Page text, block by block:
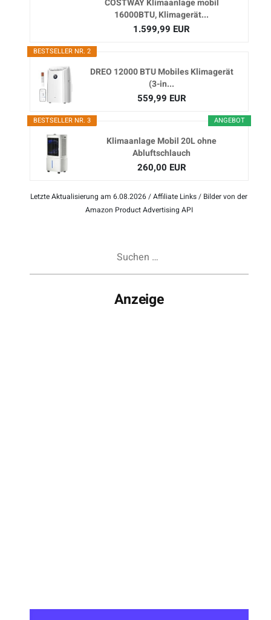
COSTWAY Klimaanlage mobil
16000BTU, Klimagerät...
1.599,99 EUR
BESTSELLER NR. 2
DREO 12000 BTU Mobiles Klimagerät
(3-in...
559,99 EUR
ANGEBOT
BESTSELLER NR. 3
Klimaanlage Mobil 20L ohne
Abluftschlauch
260,00 EUR
Letzte Aktualisierung am 6.08.2026 / Affiliate Links / Bilder von der
Amazon Product Advertising API
Anzeige